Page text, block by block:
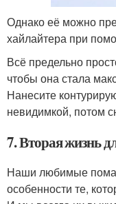
Однако её можно
хайлайтера при
Всё предельно
чтобы она стала
Нанесите
невидимкой, потом
7. Вторая жизнь
Наши любимые
особенности те,